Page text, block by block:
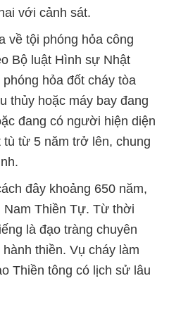
với cảnh sát.
về tội phóng hỏa công
Bộ luật Hình sự Nhật
hỏa đốt cháy tòa
thủy hoặc máy bay đang
đang có người hiện diện
từ 5 năm trở lên, chung
đây khoảng 650 năm,
Nam Thiền Tự. Từ thời
là đạo tràng chuyên
thiền. Vụ cháy làm
Thiền tông có lịch sử lâu